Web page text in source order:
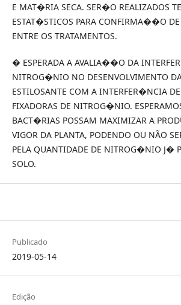
E MAT�RIA SECA. SER�O REALIZADOS
ESTAT�STICOS PARA CONFIRMA��O
ENTRE OS TRATAMENTOS.
� ESPERADA A AVALIA��O DA
NITROG�NIO NO DESENVOLVIMENTO
ESTILOSANTE COM A INTERFER�NCIA
FIXADORAS DE NITROG�NIO.
BACT�RIAS POSSAM MAXIMIZAR A
VIGOR DA PLANTA, PODENDO OU NÃO
PELA QUANTIDADE DE NITROG�NIO J�
SOLO.
Publicado
2019-05-14
Edição